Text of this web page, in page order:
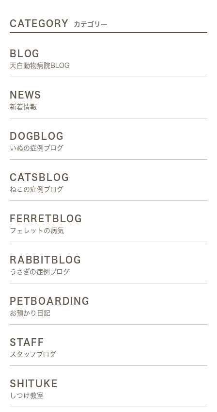
CATEGORY カテゴリー
BLOG
天白動物病院BLOG
NEWS
新着情報
DOGBLOG
いぬの症例ブログ
CATSBLOG
ねこの症例ブログ
FERRETBLOG
フェレットの病気
RABBITBLOG
うさぎの症例ブログ
PETBOARDING
お預かり日記
STAFF
スタッフブログ
SHITUKE
しつけ教室